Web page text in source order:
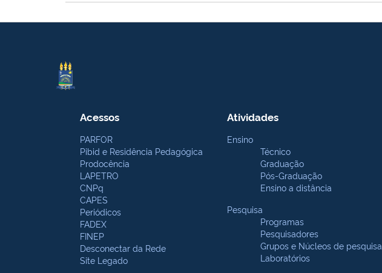
Acessos
PARFOR
Pibid e Residência Pedagógica
Prodocência
LAPETRO
CNPq
CAPES
Periódicos
FADEX
FINEP
Desconectar da Rede
Site Legado
Atividades
Ensino
Técnico
Graduação
Pós-Graduação
Ensino a distância
Pesquisa
Programas
Pesquisadores
Grupos e Núcleos de pesquisa
Laboratórios